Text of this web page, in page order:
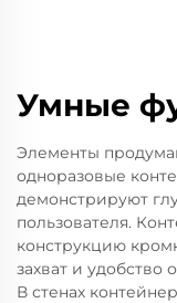
Умные
Элементы
одноразовые
демонстрируют
пользователя.
конструкцию
захват и
В стенах